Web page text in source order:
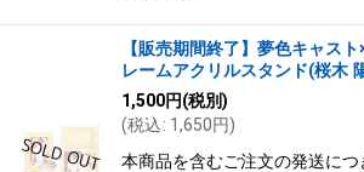
【販売期間終了】夢色キャス
レームアクリルスタンド(桜木
1,500円(税別)
(税込: 1,650円)
本商品を含むご注文の発送につ